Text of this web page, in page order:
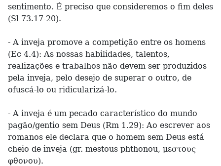
sentimento. É preciso que consideremos o fim deles
(Sl 73.17-20).
- A inveja promove a competição entre os homens
(Ec 4.4): As nossas habilidades, talentos,
realizações e trabalhos não devem ser produzidos
pela inveja, pelo desejo de superar o outro, de
ofuscá-lo ou ridicularizá-lo.
- A inveja é um pecado característico do mundo
pagão/gentio sem Deus (Rm 1.29): Ao escrever aos
romanos ele declara que o homem sem Deus está
cheio de inveja (gr. mestous phthonou, μεστους
φθονου).